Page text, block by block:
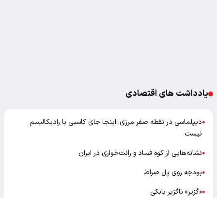
یادداشت های اقتصادی
●دیپلماسی در نقطه صفر مرزی؛ اینجا جای کاسبی با رادیکالیسم
نیست
●نشانه‌هایی از کوه فساد و رانت‌خواری در ایران
●بودجه روی پل صراط
●«گزیر» ناگزیر بانکی